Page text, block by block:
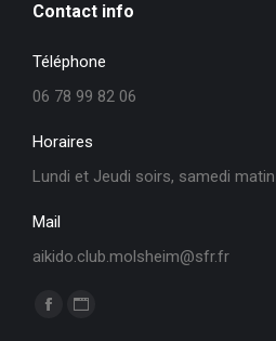
Contact info
Téléphone
06 78 99 82 06
Horaires
Lundi et Jeudi soirs, samedi matin
Mail
aikido.club.molsheim@sfr.fr
Trouvez nous sur :
La
La